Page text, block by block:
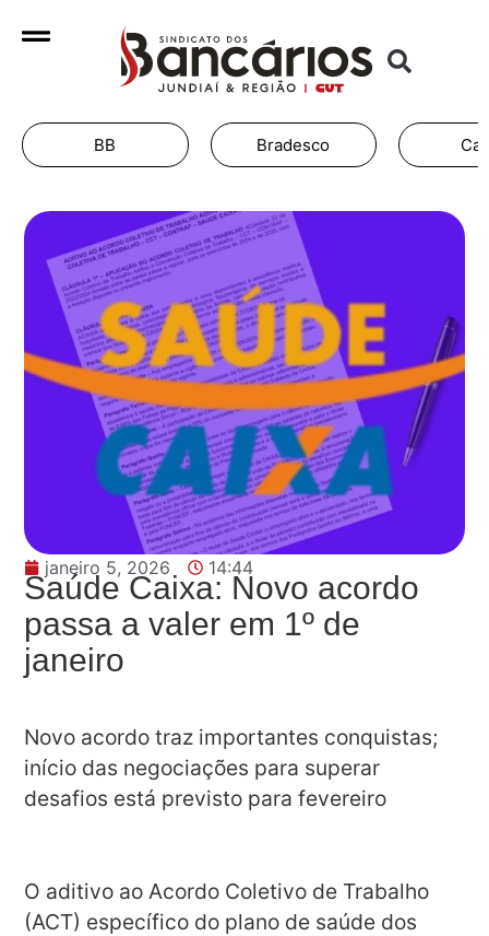
Bradesco Caixa
janeiro 5, 2026 14:44
Saúde Caixa: Novo acordo
passa a valer em 1º de
janeiro
Novo acordo traz importantes conquistas;
início das negociações para superar
desafios está previsto para fevereiro
O aditivo ao Acordo Coletivo de Trabalho
(ACT) específico do plano de saúde dos